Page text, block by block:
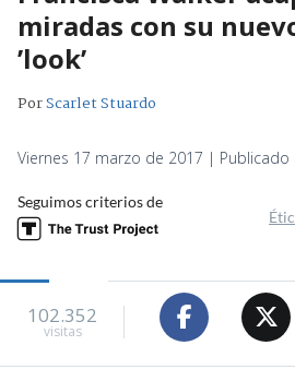
miradas con su
’look’
PorScarlet Stuardo
Viernes 17 marzo de 2017 | Publicado
Seguimos criterios de
102.352
visitas